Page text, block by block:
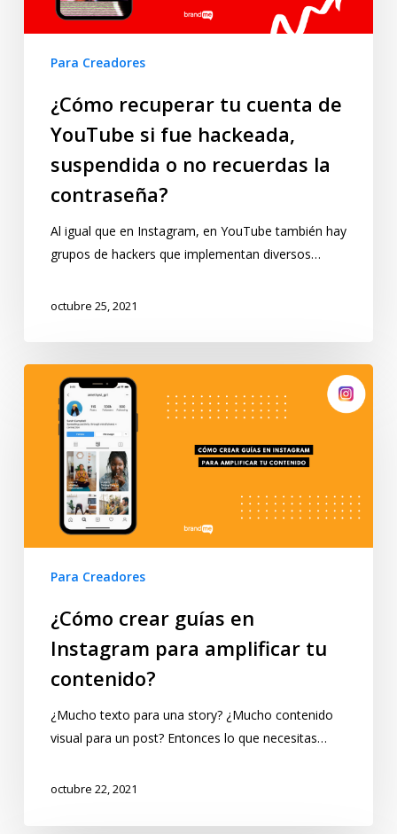
Para Creadores
¿Cómo recuperar tu cuenta de
YouTube si fue hackeada,
suspendida o no recuerdas la
contraseña?
Al igual que en Instagram, en YouTube también hay
grupos de hackers que implementan diversos…
octubre 25, 2021
Para Creadores
¿Cómo crear guías en
Instagram para amplificar tu
contenido?
¿Mucho texto para una story? ¿Mucho contenido
visual para un post? Entonces lo que necesitas…
octubre 22, 2021